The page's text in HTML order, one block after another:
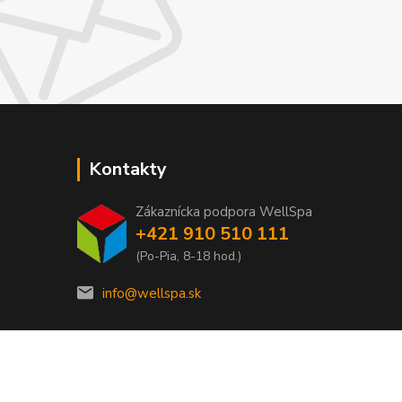
Kontakty
Zákaznícka podpora WellSpa
+421 910 510 111
(Po-Pia, 8-18 hod.)
info@wellspa.sk